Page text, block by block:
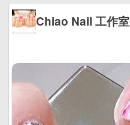
Chiao Nail 工作室